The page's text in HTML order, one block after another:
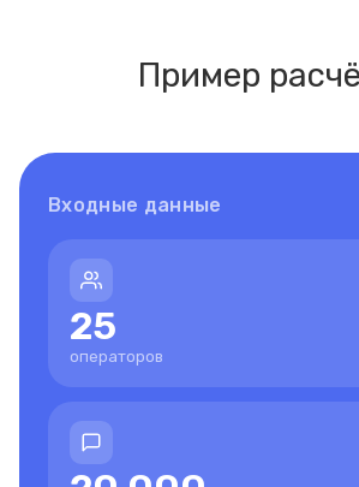
Пример
Входные данные
25
операторов